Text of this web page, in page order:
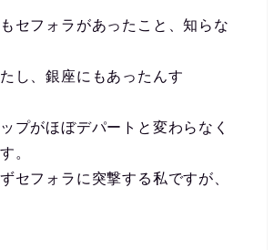
セフォラがあったこと、知らな
し、銀座にもあったんす
プがほぼデパートと変わらなく
。
セフォラに突撃する私ですが、